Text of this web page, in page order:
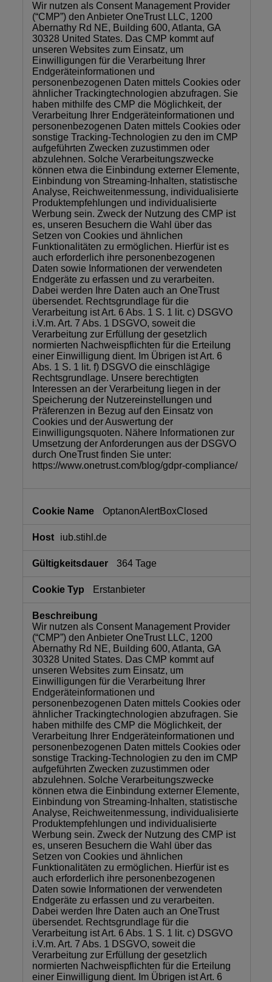
Wir nutzen als Consent Management Provider
(“CMP”) den Anbieter OneTrust LLC, 1200
Abernathy Rd NE, Building 600, Atlanta, GA
30328 United States. Das CMP kommt auf
unseren Websites zum Einsatz, um
Einwilligungen für die Verarbeitung Ihrer
Endgeräteinformationen und
personenbezogenen Daten mittels Cookies oder
ähnlicher Trackingtechnologien abzufragen. Sie
haben mithilfe des CMP die Möglichkeit, der
Verarbeitung Ihrer Endgeräteinformationen und
personenbezogenen Daten mittels Cookies oder
sonstige Tracking-Technologien zu den im CMP
aufgeführten Zwecken zuzustimmen oder
abzulehnen. Solche Verarbeitungszwecke
können etwa die Einbindung externer Elemente,
Einbindung von Streaming-Inhalten, statistische
Analyse, Reichweitenmessung, individualisierte
Produktempfehlungen und individualisierte
Werbung sein. Zweck der Nutzung des CMP ist
es, unseren Besuchern die Wahl über das
Setzen von Cookies und ähnlichen
Funktionalitäten zu ermöglichen. Hierfür ist es
auch erforderlich ihre personenbezogenen
Daten sowie Informationen der verwendeten
Endgeräte zu erfassen und zu verarbeiten.
Dabei werden Ihre Daten auch an OneTrust
übersendet. Rechtsgrundlage für die
Verarbeitung ist Art. 6 Abs. 1 S. 1 lit. c) DSGVO
i.V.m. Art. 7 Abs. 1 DSGVO, soweit die
Verarbeitung zur Erfüllung der gesetzlich
normierten Nachweispflichten für die Erteilung
einer Einwilligung dient. Im Übrigen ist Art. 6
Abs. 1 S. 1 lit. f) DSGVO die einschlägige
Rechtsgrundlage. Unsere berechtigten
Interessen an der Verarbeitung liegen in der
Speicherung der Nutzereinstellungen und
Präferenzen in Bezug auf den Einsatz von
Cookies und der Auswertung der
Einwilligungsquoten. Nähere Informationen zur
Umsetzung der Anforderungen aus der DSGVO
durch OneTrust finden Sie unter:
https://www.onetrust.com/blog/gdpr-compliance/
OptanonAlertBoxClosed
iub.stihl.de
364 Tage
Erstanbieter
Wir nutzen als Consent Management Provider
(“CMP”) den Anbieter OneTrust LLC, 1200
Abernathy Rd NE, Building 600, Atlanta, GA
30328 United States. Das CMP kommt auf
unseren Websites zum Einsatz, um
Einwilligungen für die Verarbeitung Ihrer
Endgeräteinformationen und
personenbezogenen Daten mittels Cookies oder
ähnlicher Trackingtechnologien abzufragen. Sie
haben mithilfe des CMP die Möglichkeit, der
Verarbeitung Ihrer Endgeräteinformationen und
personenbezogenen Daten mittels Cookies oder
sonstige Tracking-Technologien zu den im CMP
aufgeführten Zwecken zuzustimmen oder
abzulehnen. Solche Verarbeitungszwecke
können etwa die Einbindung externer Elemente,
Einbindung von Streaming-Inhalten, statistische
Analyse, Reichweitenmessung, individualisierte
Produktempfehlungen und individualisierte
Werbung sein. Zweck der Nutzung des CMP ist
es, unseren Besuchern die Wahl über das
Setzen von Cookies und ähnlichen
Funktionalitäten zu ermöglichen. Hierfür ist es
auch erforderlich ihre personenbezogenen
Daten sowie Informationen der verwendeten
Endgeräte zu erfassen und zu verarbeiten.
Dabei werden Ihre Daten auch an OneTrust
übersendet. Rechtsgrundlage für die
Verarbeitung ist Art. 6 Abs. 1 S. 1 lit. c) DSGVO
i.V.m. Art. 7 Abs. 1 DSGVO, soweit die
Verarbeitung zur Erfüllung der gesetzlich
normierten Nachweispflichten für die Erteilung
einer Einwilligung dient. Im Übrigen ist Art. 6